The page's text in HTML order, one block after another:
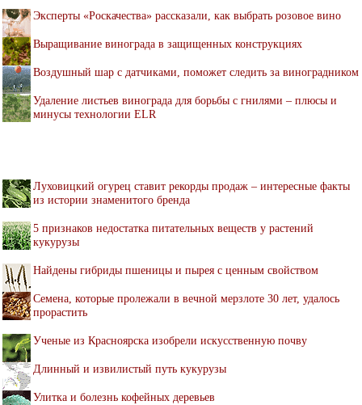
Эксперты «Роскачества» рассказали, как выбрать розовое вино
Выращивание винограда в защищенных конструкциях
Воздушный шар с датчиками, поможет следить за виноградником
Удаление листьев винограда для борьбы с гнилями – плюсы и
минусы технологии ELR
Луховицкий огурец ставит рекорды продаж – интересные факты
из истории знаменитого бренда
5 признаков недостатка питательных веществ у растений
кукурузы
Найдены гибриды пшеницы и пырея с ценным свойством
Семена, которые пролежали в вечной мерзлоте 30 лет, удалось
прорастить
Ученые из Красноярска изобрели искусственную почву
Длинный и извилистый путь кукурузы
Улитка и болезнь кофейных деревьев